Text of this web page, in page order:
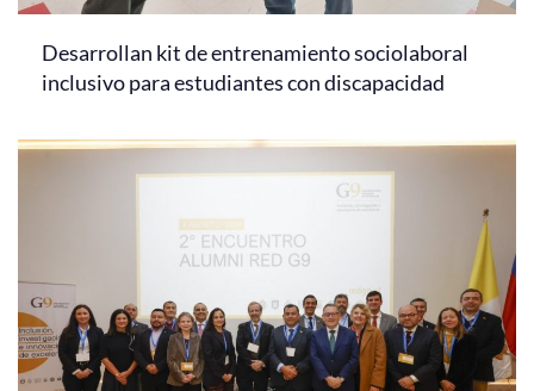
Desarrollan kit de entrenamiento sociolaboral
inclusivo para estudiantes con discapacidad